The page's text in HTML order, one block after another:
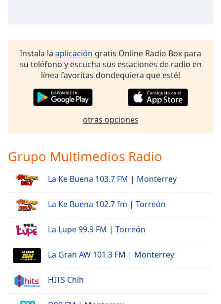
Instala la aplicación gratis Online Radio Box para
su teléfono y escucha sus estaciones de radio en
línea favoritas dondequiera que esté!
otras opciones
Grupo Multimedios Radio
La Ke Buena 103.7 FM | Monterrey
La Ke Buena 102.7 fm | Torreón
La Lupe 99.9 FM | Torreón
La Gran AW 101.3 FM | Monterrey
HITS Chih